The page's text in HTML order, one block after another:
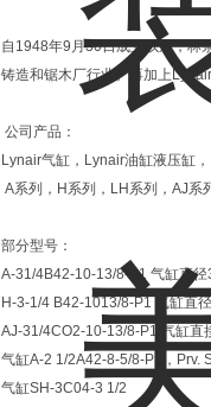
自1948年9月30日成立以来，林
铸造和锯木厂行业。再加上
公司产品：
Lynair气缸，Lynair油缸液压缸
A系列，H系列，LH系列，AJ系
部分型号：
A-31/4B42-10-13/8-P1 气缸直
H-3-1/4 B42-1013/8-P1 气缸直
AJ-31/4CO2-10-13/8-P1 气缸直
气缸A-2 1/2A42-8-5/8-P1，Prv.
气缸SH-3C04-3 1/2